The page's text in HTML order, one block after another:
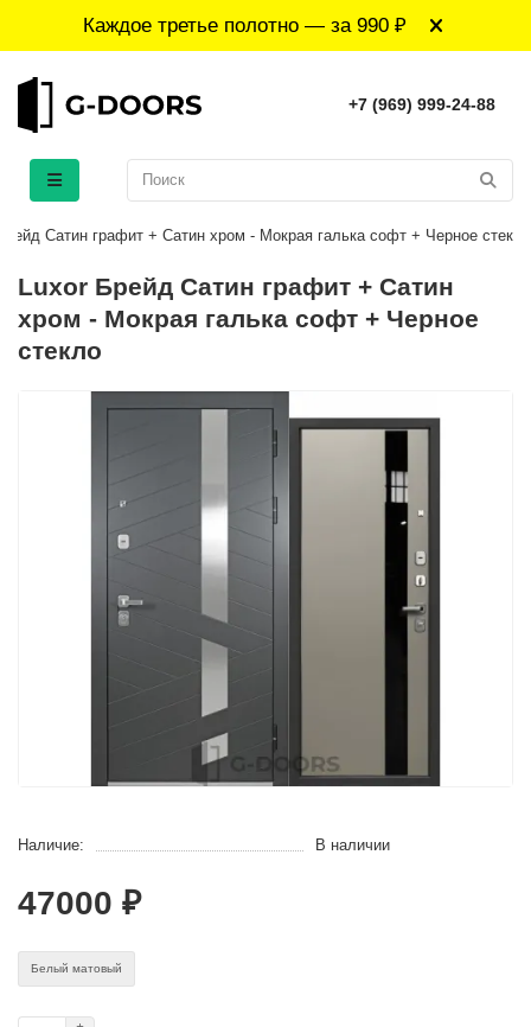
Каждое третье полотно — за 990 ₽
+7 (969) 999-24-88
Сатин графит + Сатин хром - Мокрая галька софт + Черное стекло
Luxor Брейд Сатин графит + Сатин
хром - Мокрая галька софт + Черное
стекло
Наличие: В наличии
47000 ₽
Белый матовый